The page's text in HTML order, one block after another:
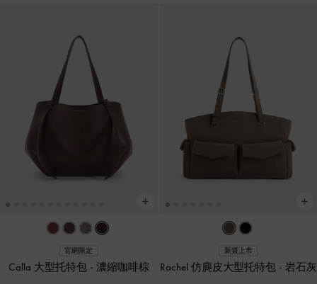
官網限定
Calla 大型托特包 - 濃縮咖啡棕
新貨上市
Rachel 仿麂皮大型托特包 - 岩石灰